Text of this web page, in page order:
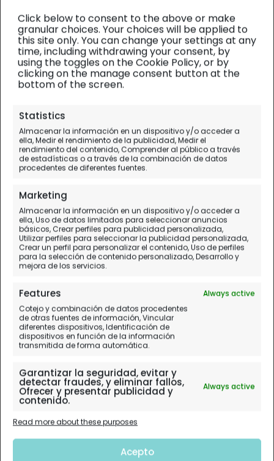
Click below to consent to the above or make
granular choices. Your choices will be applied to
this site only. You can change your settings at any
time, including withdrawing your consent, by
using the toggles on the Cookie Policy, or by
clicking on the manage consent button at the
bottom of the screen.
Statistics
Almacenar la información en un dispositivo y/o acceder a
ella, Medir el rendimiento de la publicidad, Medir el
rendimiento del contenido, Comprender al público a través
de estadísticas o a través de la combinación de datos
procedentes de diferentes fuentes.
Marketing
Almacenar la información en un dispositivo y/o acceder a
ella, Uso de datos limitados para seleccionar anuncios
básicos, Crear perfiles para publicidad personalizada,
Utilizar perfiles para seleccionar la publicidad personalizada,
Crear un perfil para personalizar el contenido, Uso de perfiles
para la selección de contenido personalizado, Desarrollo y
mejora de los servicios.
Features
Always active
Cotejo y combinación de datos procedentes
de otras fuentes de información, Vincular
diferentes dispositivos, Identificación de
dispositivos en función de la información
transmitida de forma automática.
Garantizar la seguridad, evitar y
detectar fraudes, y eliminar fallos,
Ofrecer y presentar publicidad y
contenido.
Always active
Read more about these purposes
Acepto
Samburu Game Lodge en
Samburu